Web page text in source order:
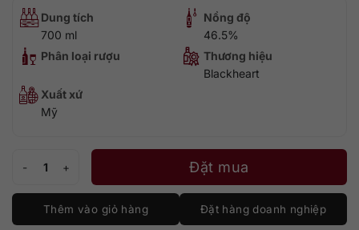
Dung tích
700 ml
Nồng độ
46.5%
Phân loại rượu
Thương hiệu
Blackheart
Xuất xứ
Mỹ
Đặt mua
Thêm vào giỏ hàng Đặt hàng doanh nghiệp